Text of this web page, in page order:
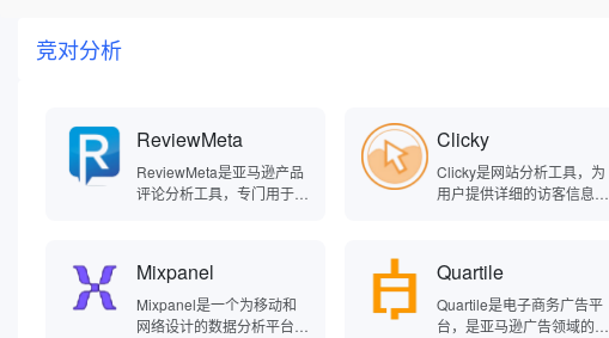
竞对分析
ReviewMeta
ReviewMeta是亚马逊产品
评论分析工具，专门用于分
为用户提供更真实的评级，
帮助购物者和卖家评估产品
可信度。ReviewMeta通过
Clicky
‌Clicky是网站分析工具，为
用户提供详细的访客信息，
行为分析等功能，帮助用户
快速洞察网站流量与用户互
动，了解网站运营情况和用
Mixpanel
Mixpanel是一个为移动和
网络设计的数据分析平台，
Quartile
Quartile是电子商务广告平
台，是亚马逊广告领域的全